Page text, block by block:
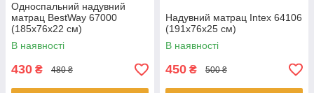
Односпальний надувний
матрац BestWay 67000
(185x76x22 см)
В наявності
430 ₴ 480 ₴
Надувний матрац Intex 64106
(191x76x25 см)
В наявності
450 ₴ 500 ₴